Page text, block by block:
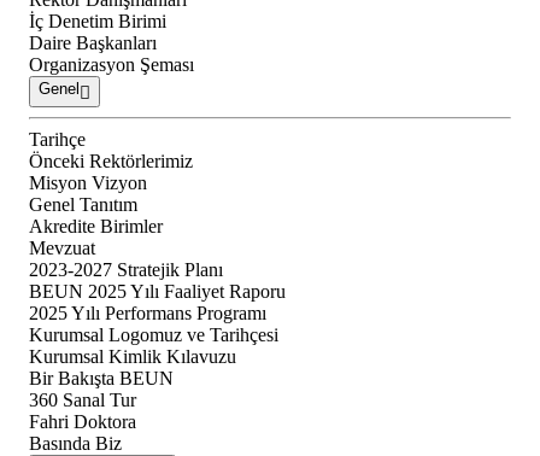
İç Denetim Birimi
Daire Başkanları
Organizasyon Şeması
Genel
Tarihçe
Önceki Rektörlerimiz
Misyon Vizyon
Genel Tanıtım
Akredite Birimler
Mevzuat
2023-2027 Stratejik Planı
BEUN 2025 Yılı Faaliyet Raporu
2025 Yılı Performans Programı
Kurumsal Logomuz ve Tarihçesi
Kurumsal Kimlik Kılavuzu
Bir Bakışta BEUN
360 Sanal Tur
Fahri Doktora
Basında Biz